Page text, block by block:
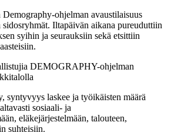
Demography-ohjelman avaustilaisuus
Iltapäivän aikana pureuduttiin
syihin ja seurauksiin sekä etsittiin
syntyvyys laskee ja työikäisten määrä
sosiaali- ja
eläkejärjestelmään, talouteen,
suhteisiin.